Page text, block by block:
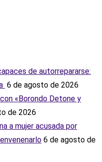
de autorrepararse:
6 de agosto de 2026
«Borondo Detone y
de 2026
a mujer acusada por
6 de agosto de